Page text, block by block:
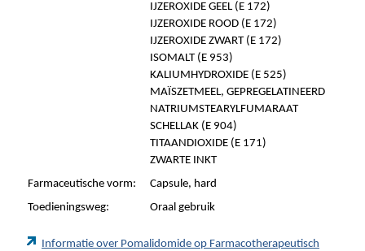
IJZEROXIDE GEEL (E 172)
IJZEROXIDE ROOD (E 172)
IJZEROXIDE ZWART (E 172)
ISOMALT (E 953)
KALIUMHYDROXIDE (E 525)
MAÏSZETMEEL, GEPREGELATINEERD
NATRIUMSTEARYLFUMARAAT
SCHELLAK (E 904)
TITAANDIOXIDE (E 171)
ZWARTE INKT
Farmaceutische vorm:
Capsule, hard
Toedieningsweg:
Oraal gebruik
Informatie over Pomalidomide op Farmacotherapeutisch